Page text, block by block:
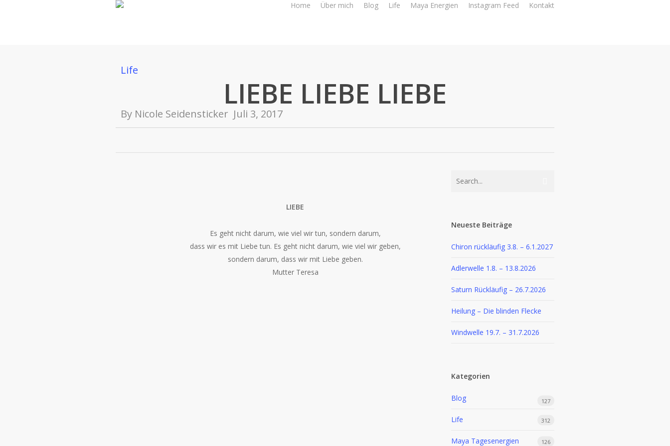
Home Über mich Blog Life Maya Energien Instagram Feed Kontakt
Life
LIEBE LIEBE LIEBE
By Nicole Seidensticker Juli 3, 2017
LIEBE
Es geht nicht darum, wie viel wir tun, sondern darum,
dass wir es mit Liebe tun. Es geht nicht darum, wie viel wir geben,
sondern darum, dass wir mit Liebe geben.
Mutter Teresa
Neueste Beiträge
Chiron rückläufig 3.8. – 6.1.2027
Adlerwelle 1.8. – 13.8.2026
Saturn Rückläufig – 26.7.2026
Heilung – Die blinden Flecke
Windwelle 19.7. – 31.7.2026
Kategorien
Blog 127
Life 312
Maya Tagesenergien 126